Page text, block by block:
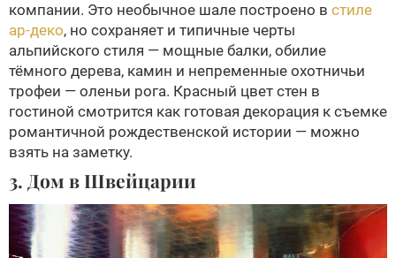
компании. Это необычное шале построено в стиле
ар-деко, но сохраняет и типичные черты
альпийского стиля — мощные балки, обилие
тёмного дерева, камин и непременные охотничьи
трофеи — оленьи рога. Красный цвет стен в
гостиной смотрится как готовая декорация к съемке
романтичной рождественской истории — можно
взять на заметку.
3. Дом в Швейцарии